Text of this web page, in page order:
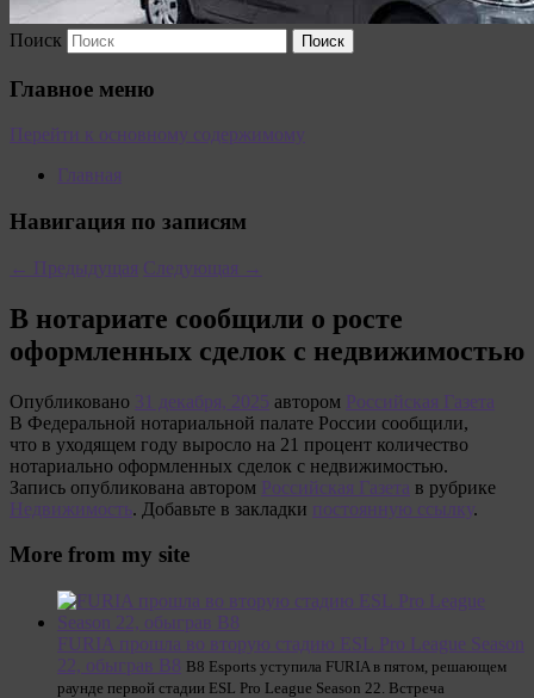
Поиск
Главное меню
Перейти к основному содержимому
Главная
Навигация по записям
← Предыдущая Следующая →
В нотариате сообщили о росте
оформленных сделок с недвижимостью
Опубликовано 31 декабря, 2025 автором Российская Газета
В Федеральной нотариальной палате России сообщили,
что в уходящем году выросло на 21 процент количество
нотариально оформленных сделок с недвижимостью.
Запись опубликована автором Российская Газета в рубрике
Недвижимость. Добавьте в закладки постоянную ссылку.
More from my site
FURIA прошла во вторую стадию ESL Pro League Season
22, обыграв B8 B8 Esports уступила FURIA в пятом, решающем
раунде первой стадии ESL Pro League Season 22. Встреча